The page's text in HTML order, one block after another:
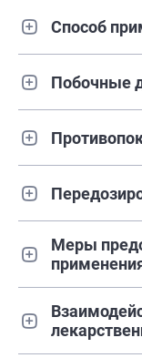
Способ
Побочные
Меры